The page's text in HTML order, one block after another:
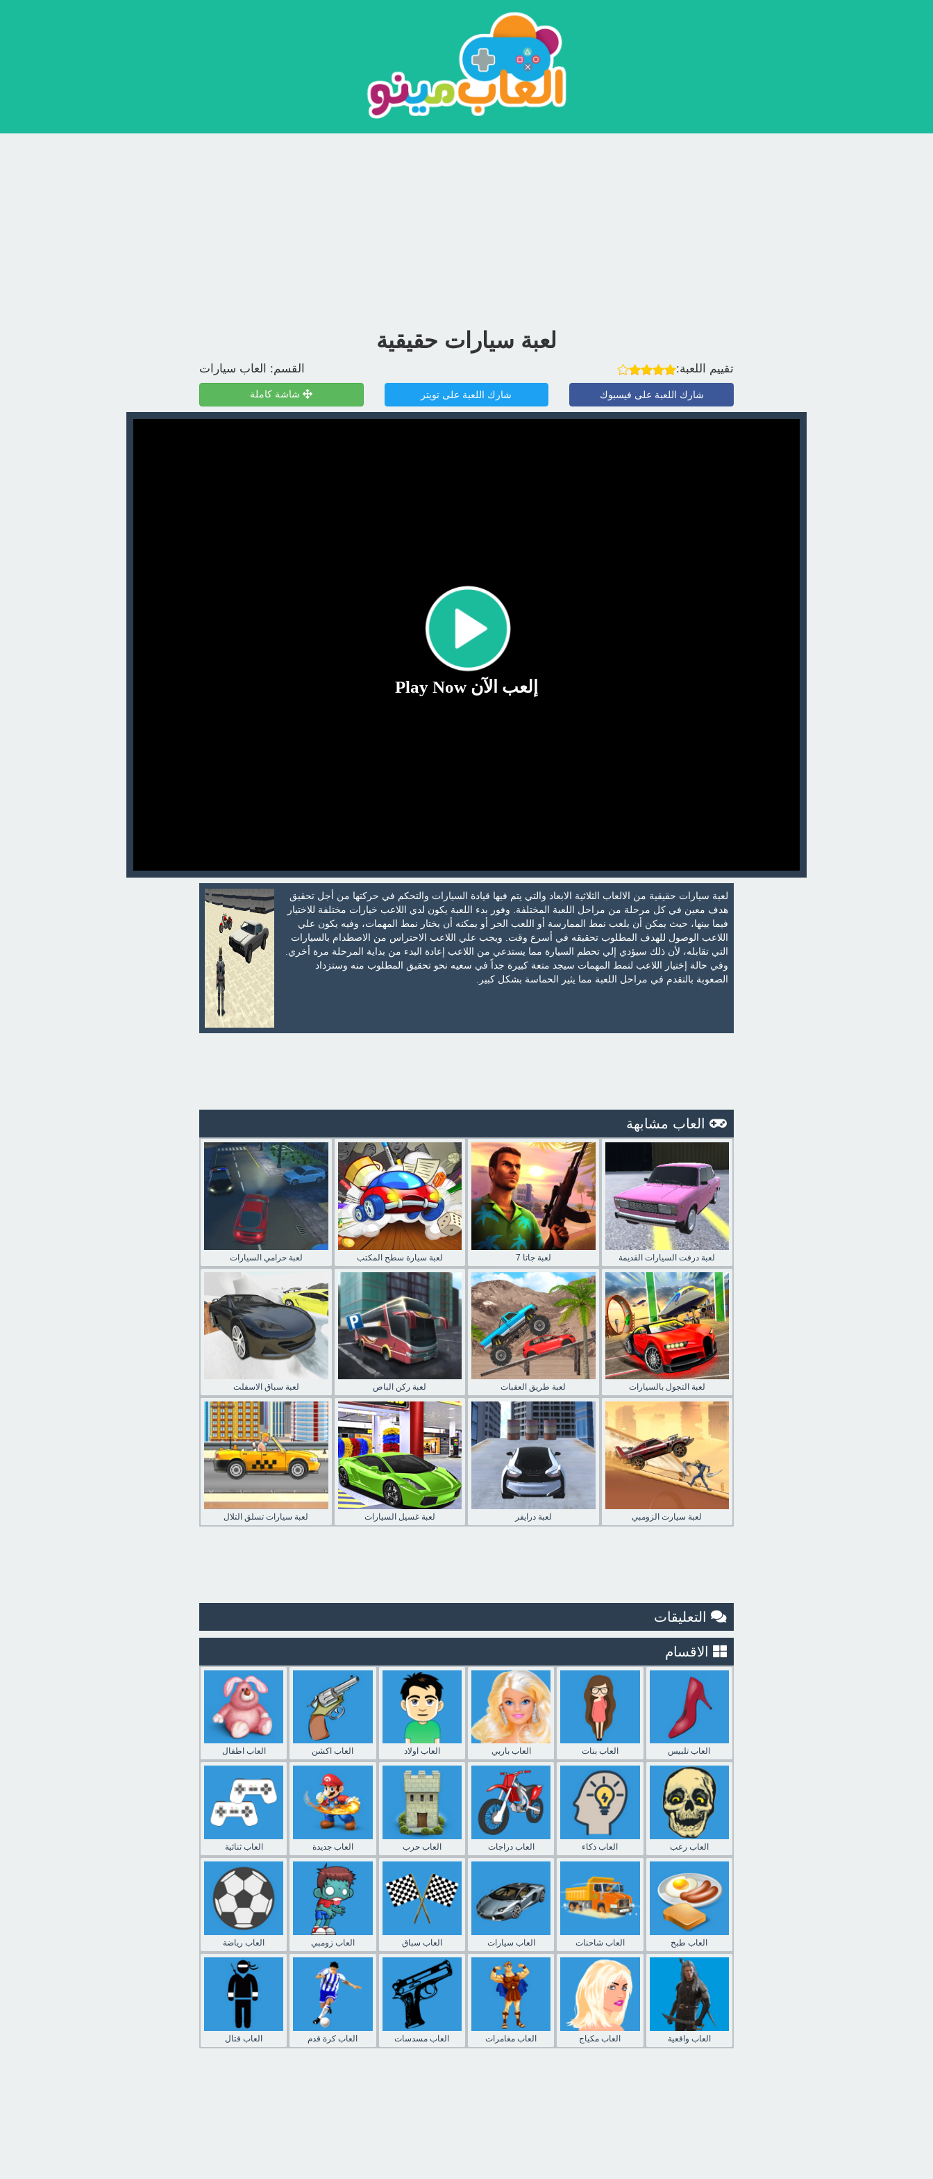
لعبة سيارات حقيقية
القسم: العاب سيارات تقييم اللعبة:
شاشة كاملة شارك اللعبة على تويتر شارك اللعبة على فيسبوك
إلعب الآن Play Now
لعبة سيارات حقيقية من الالعاب الثلاثية الابعاد والتي يتم فيها قيادة السيارات والتحكم في حركتها من أجل تحقيق
هدف معين في كل مرحلة من مراحل اللعبة المختلفة. وفور بدء اللعبة يكون لدي اللاعب خيارات مختلفة للاختيار
فيما بينها، حيث يمكن أن يلعب نمط الممارسة أو اللعب الحر أو يمكنه أن يختار نمط المهمات، وفيه يكون علي
اللاعب الوصول للهدف المطلوب تحقيقه في أسرع وقت. ويجب علي اللاعب الاحتراس من الاصطدام بالسيارات
التي تقابله، لأن ذلك سيؤدي إلي تحطم السيارة مما يستدعي من اللاعب إعادة البدء من بداية المرحلة مرة أخري.
وفي حالة إختيار اللاعب لنمط المهمات سيجد متعة كبيرة جداً في سعيه نحو تحقيق المطلوب منه وستزداد
الصعوبة بالتقدم في مراحل اللعبة مما يثير الحماسة بشكل كبير.
العاب مشابهة
لعبة حرامي السيارات لعبة سيارة سطح المكتب لعبة جاتا 7 لعبة درفت السيارات القديمة
لعبة سباق الاسفلت لعبة ركن الباص لعبة طريق العقبات لعبة التجول بالسيارات
لعبة سيارات تسلق التلال لعبة غسيل السيارات لعبة درايفر لعبة سيارت الزومبي
التعليقات
الاقسام
العاب اطفال العاب اكشن العاب اولاد العاب باربي العاب بنات العاب تلبيس
العاب ثنائية العاب جديدة العاب حرب العاب دراجات العاب ذكاء العاب رعب
العاب رياضة العاب زومبي العاب سباق العاب سيارات العاب شاحنات العاب طبخ
العاب قتال العاب كرة قدم العاب مسدسات العاب مغامرات العاب مكياج العاب واقعية